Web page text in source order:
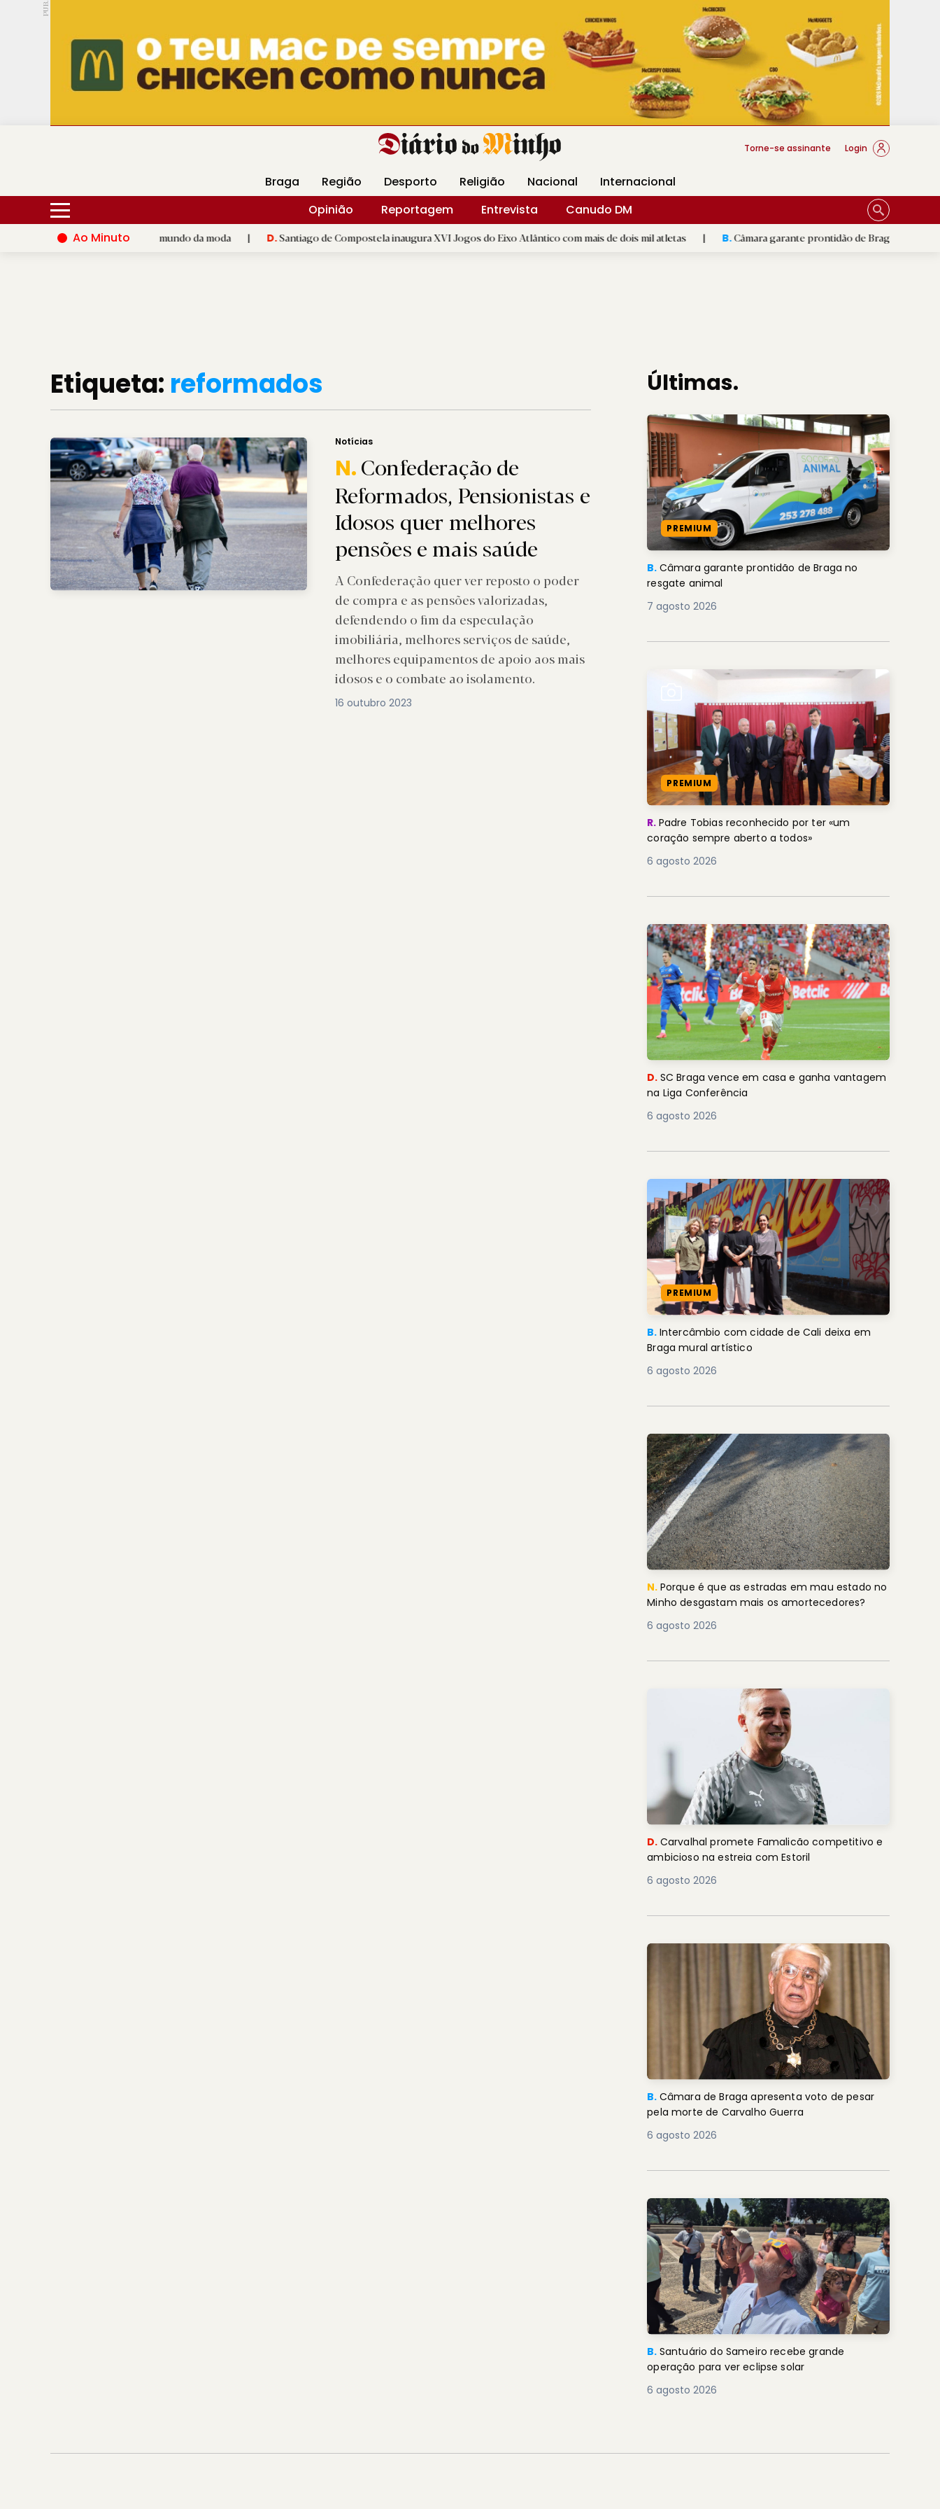
PUB.
Hoje 16ºC 25ºC DMtv Revista Minha Gráfica DM Livraria DM Arquidiocese Braga
Torne-se assinante Login
Braga Região Desporto Religião Nacional
Internacional
Opinião
Reportagem Entrevista
Canudo DM
Ao Minuto
e à inovação do mundo da moda | D.Santiago de Compostela inaugura XVI Jogos do Eixo Atlântico com mais de dois mil atletas | B.Câmara garante prontidão de Braga no resgate animal
Etiqueta: reformados
Notícias
N.Confederação de
Reformados, Pensionistas e
Idosos quer melhores
pensões e mais saúde
A Confederação quer ver reposto o poder
de compra e as pensões valorizadas,
defendendo o fim da especulação
imobiliária, melhores serviços de saúde,
melhores equipamentos de apoio aos mais
idosos e o combate ao isolamento.
16 outubro 2023
Últimas.
PREMIUM
B. Câmara garante prontidão de Braga no
resgate animal
7 agosto 2026
PREMIUM
R. Padre Tobias reconhecido por ter «um
coração sempre aberto a todos»
6 agosto 2026
D. SC Braga vence em casa e ganha vantagem
na Liga Conferência
6 agosto 2026
PREMIUM
B. Intercâmbio com cidade de Cali deixa em
Braga mural artístico
6 agosto 2026
N. Porque é que as estradas em mau estado no
Minho desgastam mais os amortecedores?
6 agosto 2026
D. Carvalhal promete Famalicão competitivo e
ambicioso na estreia com Estoril
6 agosto 2026
B. Câmara de Braga apresenta voto de pesar
pela morte de Carvalho Guerra
6 agosto 2026
B. Santuário do Sameiro recebe grande
operação para ver eclipse solar
6 agosto 2026